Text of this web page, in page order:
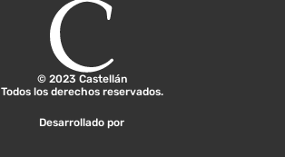
© 2023 Castellán
Todos los derechos reservados.
Desarrollado por